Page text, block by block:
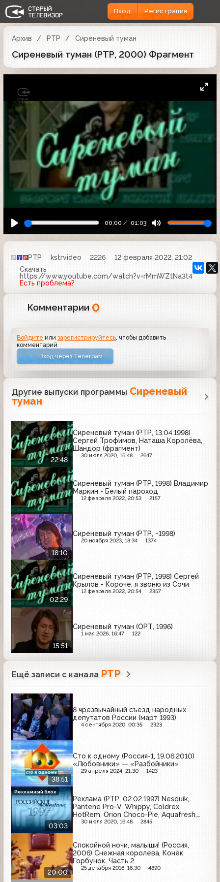
Вход Регистрация
Архив РТР Сиреневый туман
Сиреневый туман (РТР, 2000) Фрагмент
00:00 01:03
РТР kstrvideo 2226
12 февраля 2022, 21:02
Скачать
https://www.youtube.com/watch?v=rMmWZtNa3t4
Есть проблема?
Комментарии 0
Войдите илизарегистрируйтесь, чтобы добавить
комментарий
Вход через Телеграм
Другие выпуски программы Сиреневый
туман
22:48
Сиреневый туман (РТР, 13.04.1998)
Сергей Трофимов, Наташа Королёва,
Шандор (фрагмент)
30 июля 2020, 16:48 2647
Сиреневый туман (РТР, 1998) Владимир
Маркин - Белый пароход
12 февраля 2022, 20:53 2157
18:10
Сиреневый туман (РТР, ~1998)
20 ноября 2023, 18:34 1374
02:29
Сиреневый туман (РТР, 1998) Сергей
Крылов - Короче, я звоню из Сочи
12 февраля 2022, 20:54 2357
15:51
Сиреневый туман (ОРТ, 1996)
1 мая 2026, 16:47 122
Ещё записи с канала РТР
8 чрезвычайный съезд народных
депутатов России (март 1993)
4 сентября 2020, 00:35 2323
38:51
Сто к одному (Россия-1, 19.06.2010)
«Любовники» — «Разбойники»
29 апреля 2024, 21:30 1423
03:03
Реклама (РТР, 02.02.1997) Nesquik,
Pantene Pro-V, Whippy, Coldrex
HotRem, Orion Choco-Pie, Aquafresh,
Kinder Surprise
30 июля 2020, 16:48 2845
Рекламный блок
20:00
Спокойной ночи, малыши! (Россия,
2006) Снежная королева, Конёк
Горбунок. Часть 2
25 декабря 2016, 16:30 4890